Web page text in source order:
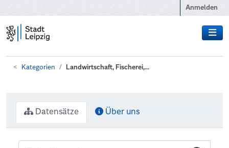
Anmelden
Kategorien Landwirtschaft, Fischerei,...
Datensätze Über uns